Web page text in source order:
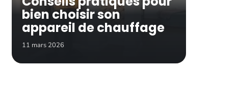
bien choisir son
appareil de chauffage
11 mars 2026